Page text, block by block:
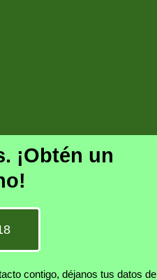
¡Obtén un
contigo, déjanos tus datos de